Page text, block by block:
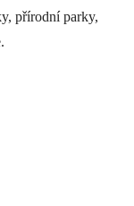
přírodní parky,